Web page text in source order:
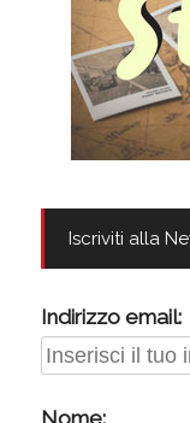
Iscriviti alla
Indirizzo email: